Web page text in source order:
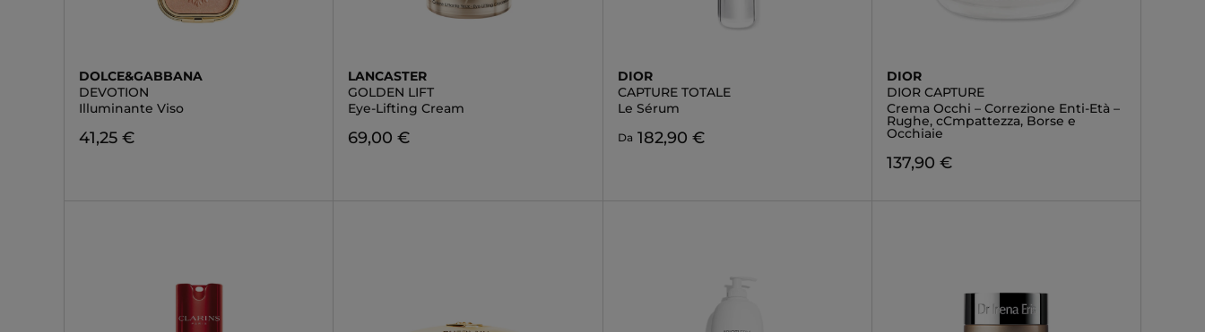
DOLCE&GABBANA
DEVOTION
Illuminante Viso
41,25 €
LANCASTER
GOLDEN LIFT
Eye-Lifting Cream
69,00 €
DIOR
CAPTURE TOTALE
Le Sérum
Da 182,90 €
DIOR
DIOR CAPTURE
Crema Occhi – Correzione Enti-Età –
Rughe, cCmpattezza, Borse e
Occhiaie
137,90 €